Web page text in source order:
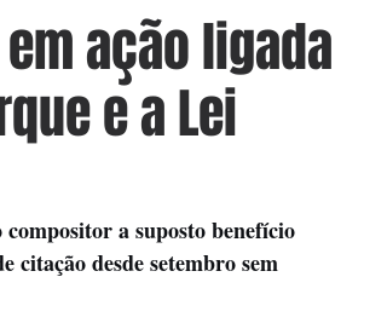
ação ligada
e a Lei
a suposto benefício
citação desde setembro sem